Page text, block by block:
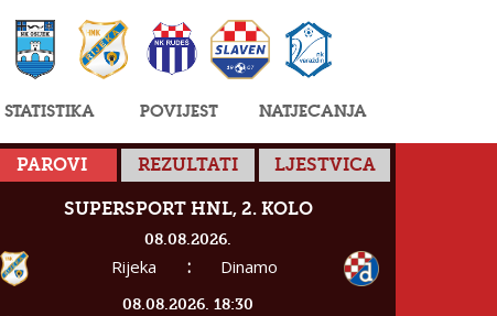
Statistika Povijest Natjecanja
PAROVI REZULTATI LJESTVICA
SUPERSPORT HNL, 2. KOLO
08.08.2026.
Rijeka : Dinamo
08.08.2026. 18:30